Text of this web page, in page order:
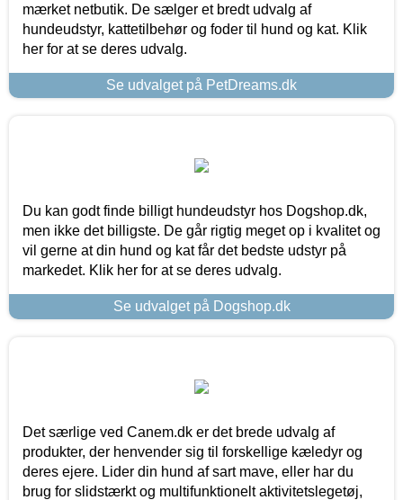
mærket netbutik. De sælger et bredt udvalg af
hundeudstyr, kattetilbehør og foder til hund og kat. Klik
her for at se deres udvalg.
Se udvalget på PetDreams.dk
Du kan godt finde billigt hundeudstyr hos Dogshop.dk,
men ikke det billigste. De går rigtig meget op i kvalitet og
vil gerne at din hund og kat får det bedste udstyr på
markedet. Klik her for at se deres udvalg.
Se udvalget på Dogshop.dk
Det særlige ved Canem.dk er det brede udvalg af
produkter, der henvender sig til forskellige kæledyr og
deres ejere. Lider din hund af sart mave, eller har du
brug for slidstærkt og multifunktionelt aktivitetslegetøj,